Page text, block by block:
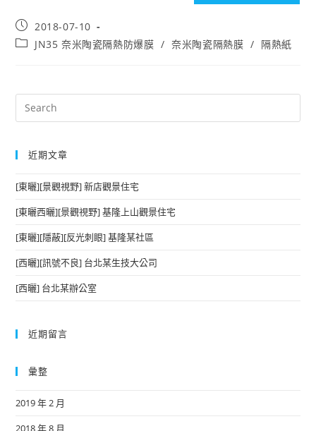
Post
published:
2018-07-10
PostJN35 奈米陶瓷隔熱防爆膜 / 奈米陶瓷隔熱膜 / 隔熱紙
近期文章
[東曬][景觀視野] 新店觀景住宅
[東曬西曬][景觀視野] 基隆上山觀景住宅
[東曬][隱蔽][反光刺眼] 基隆某社區
[西曬][訊號不良] 台北某生技大公司
[西曬] 台北某辦公室
近期留言
彙整
2019 年 2 月
2018 年 8 月